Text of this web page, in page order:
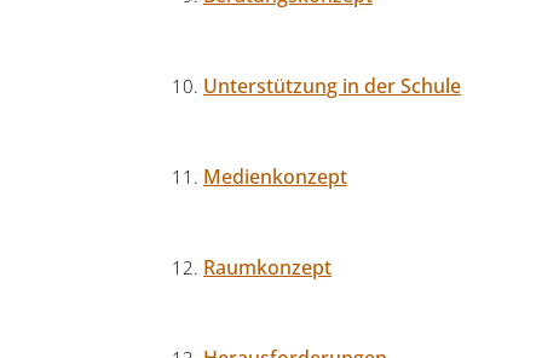
Unterstützung in der Schule
Medienkonzept
Raumkonzept